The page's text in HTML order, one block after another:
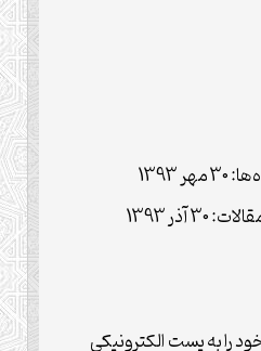
1393
را به پست الكترونيكی